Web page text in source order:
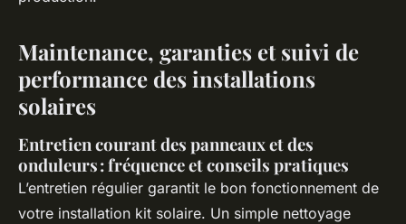
Maintenance, garanties et suivi de
performance des installations
solaires
Entretien courant des panneaux et des
onduleurs : fréquence et conseils pratiques
L’entretien régulier garantit le bon fonctionnement de
votre installation kit solaire. Un simple nettoyage